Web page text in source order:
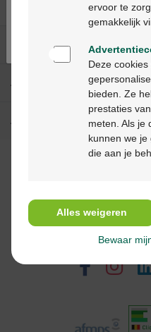
Nos services
A propos de
Aide & contact
ervoor te
gemakkelijk
Deze
bieden. Ze
prestaties
meten. Als je
kunnen we
die aan je
Alles weigeren
Bewaar